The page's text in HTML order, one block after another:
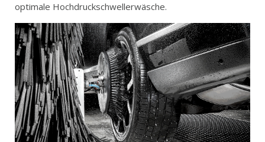
optimale Hochdruckschwellerwäsche.